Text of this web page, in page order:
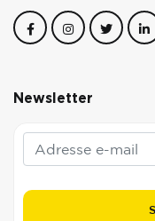
Newsletter